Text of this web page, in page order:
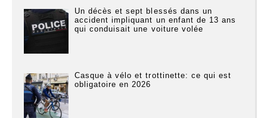
Un décès et sept blessés dans un
accident impliquant un enfant de 13 ans
qui conduisait une voiture volée
Casque à vélo et trottinette: ce qui est
obligatoire en 2026